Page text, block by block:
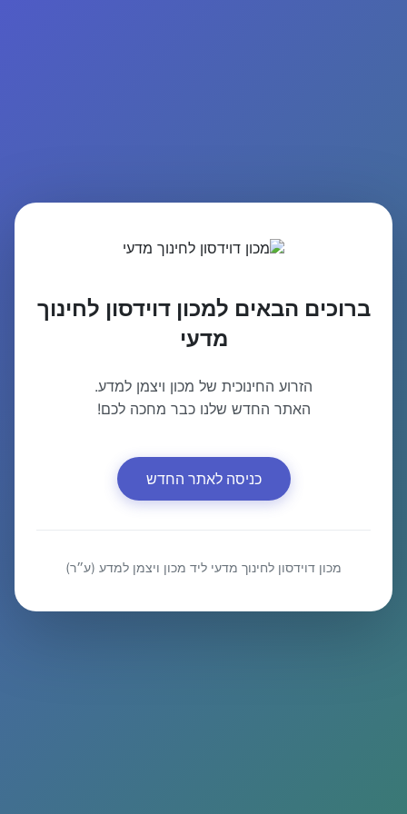
ברוכים הבאים למכון דוידסון לחינוך
מדעי
הזרוע החינוכית של מכון ויצמן למדע.
האתר החדש שלנו כבר מחכה לכם!
כניסה לאתר החדש
מכון דוידסון לחינוך מדעי ליד מכון ויצמן למדע (ע״ר)